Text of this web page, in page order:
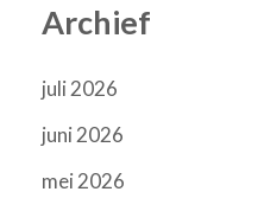
Archief
juli 2026
juni 2026
mei 2026